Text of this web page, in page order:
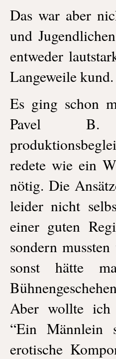
Das war aber
und
entweder
Langeweile kund.
Es ging schon
Pavel B.
redete wie ein
nötig. Die
leider nicht
einer guten
sondern
sonst hätte
Aber wollte ich
“Ein Männlein
erotische